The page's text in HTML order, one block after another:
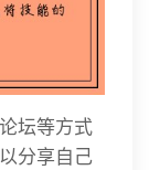
坛等方式
分享自己